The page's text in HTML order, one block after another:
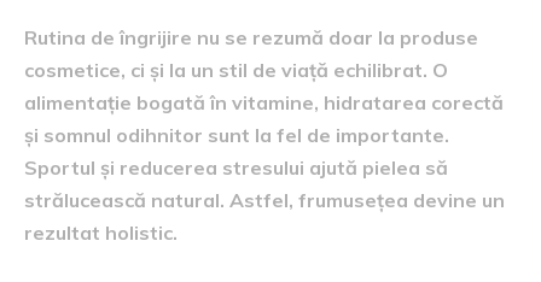
Rutina de îngrijire nu se rezumă doar la produse
cosmetice, ci și la un stil de viață echilibrat. O
alimentație bogată în vitamine, hidratarea corectă
și somnul odihnitor sunt la fel de importante.
Sportul și reducerea stresului ajută pielea să
strălucească natural. Astfel, frumusețea devine un
rezultat holistic.